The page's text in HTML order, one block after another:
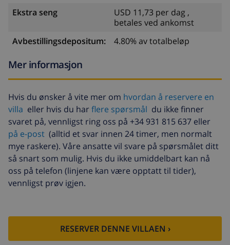
Ekstra seng
USD 11,73 per dag ,
betales ved ankomst
Avbestillingsdepositum:
4.80% av totalbeløp
Mer informasjon
Hvis du ønsker å vite mer om hvordan å reservere en
villa eller hvis du har flere spørsmål du ikke finner
svaret på, vennligst ring oss på +34 931 815 637 eller
på e-post (alltid et svar innen 24 timer, men normalt
mye raskere). Våre ansatte vil svare på spørsmålet ditt
så snart som mulig. Hvis du ikke umiddelbart kan nå
oss på telefon (linjene kan være opptatt til tider),
vennligst prøv igjen.
RESERVER DENNE VILLAEN ›